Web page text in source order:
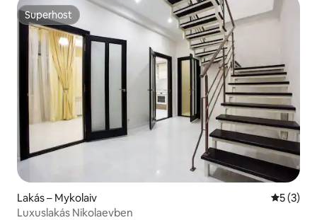
Superhost
Superhost
Lakás – Mykolaiv Átlagos
5 (3)
Luxuslakás Nikolaevben